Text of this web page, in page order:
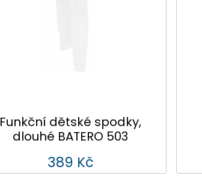
Funkční dětské spodky,
dlouhé BATERO 503
389 Kč